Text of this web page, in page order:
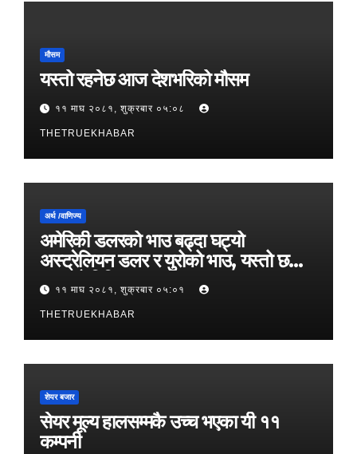
मौसम
यस्तो रहनेछ आज देशभरिको मौसम
११ माघ २०८१, शुक्रबार ०५:०८
THETRUEKHABAR
अर्थ /वाणिज्य
अमेरिकी डलरको भाउ बढ्दा घट्यो
अस्ट्रेलियन डलर र युरोको भाउ, यस्तो छ
आजको विनिमयदर
११ माघ २०८१, शुक्रबार ०५:०१
THETRUEKHABAR
शेयर बजार
सेयर मूल्य हालसम्मकै उच्च भएका यी ११
कम्पनी